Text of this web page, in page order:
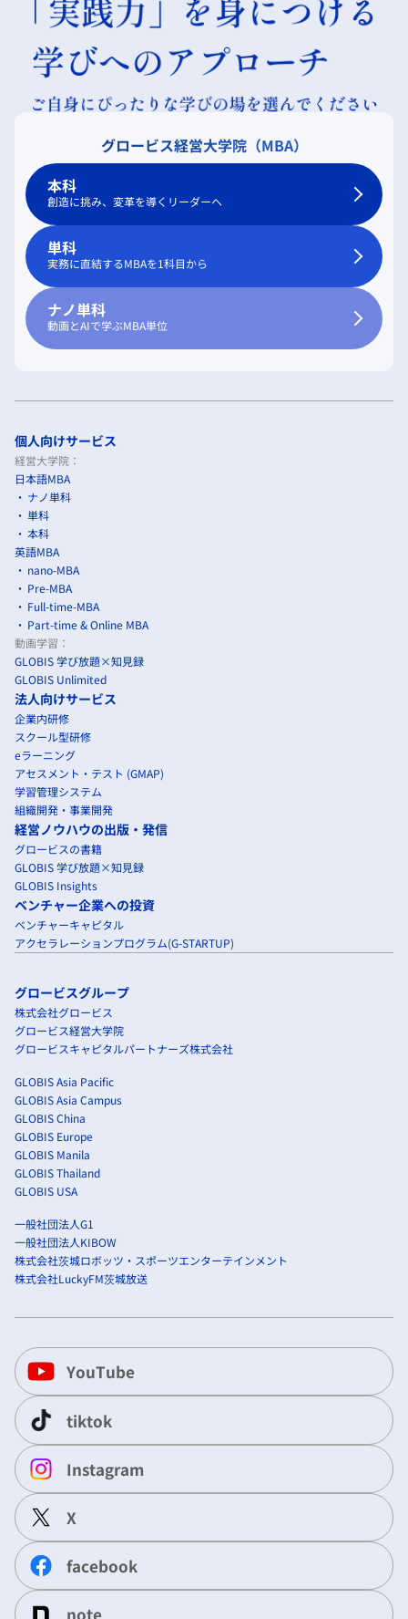
グロービス経営大学院（MBA）
本科
創造に挑み、変革を導くリーダーへ
単科
実務に直結するMBAを1科目から
ナノ単科
動画とAIで学ぶMBA単位
個人向けサービス
経営大学院：
日本語MBA
ナノ単科
単科
本科
英語MBA
nano-MBA
Pre-MBA
Full-time-MBA
Part-time & Online MBA
動画学習：
GLOBIS 学び放題×知見録
GLOBIS Unlimited
法人向けサービス
企業内研修
スクール型研修
eラーニング
アセスメント・テスト (GMAP)
学習管理システム
組織開発・事業開発
経営ノウハウの出版・発信
グロービスの書籍
GLOBIS 学び放題×知見録
GLOBIS Insights
ベンチャー企業への投資
ベンチャーキャピタル
アクセラレーションプログラム(G-STARTUP)
グロービスグループ
株式会社グロービス
グロービス経営大学院
グロービスキャピタルパートナーズ株式会社
GLOBIS Asia Pacific
GLOBIS Asia Campus
GLOBIS China
GLOBIS Europe
GLOBIS Manila
GLOBIS Thailand
GLOBIS USA
一般社団法人G1
一般社団法人KIBOW
株式会社茨城ロボッツ・スポーツエンターテインメント
株式会社LuckyFM茨城放送
YouTube
tiktok
Instagram
X
facebook
note